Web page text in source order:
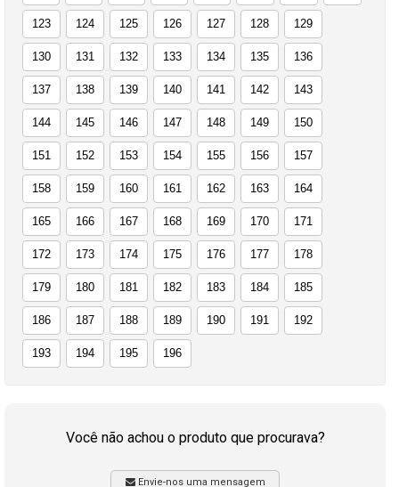
123 124 125 126 127 128 129
130 131 132 133 134 135 136
137 138 139 140 141 142 143
144 145 146 147 148 149 150
151 152 153 154 155 156 157
158 159 160 161 162 163 164
165 166 167 168 169 170 171
172 173 174 175 176 177 178
179 180 181 182 183 184 185
186 187 188 189 190 191 192
193 194 195 196
Você não achou o produto que procurava?
Envie-nos uma mensagem